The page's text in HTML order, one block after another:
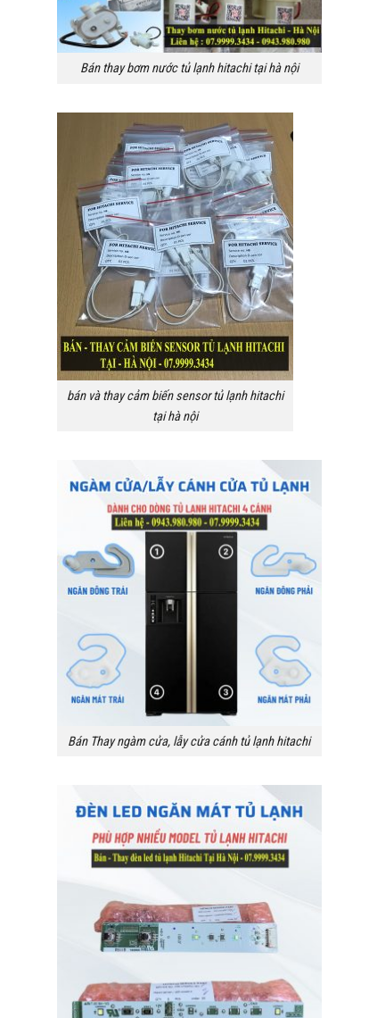
Bán thay bơm nước tủ lạnh hitachi tại hà nội
bán và thay cảm biến sensor tủ lạnh hitachi
tại hà nội
Bán Thay ngàm cửa, lẫy cửa cánh tủ lạnh hitachi